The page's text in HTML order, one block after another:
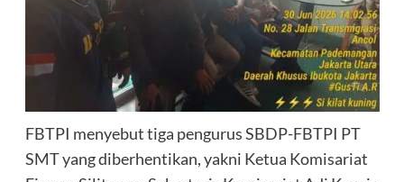
FBTPI menyebut tiga pengurus SBDP-FBTPI PT
SMT yang diberhentikan, yakni Ketua Komisariat